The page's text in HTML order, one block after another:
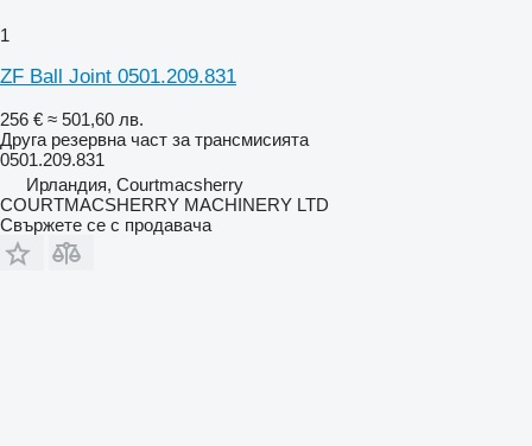
1
ZF Ball Joint 0501.209.831
256 € ≈ 501,60 лв.
Друга резервна част за трансмисията
0501.209.831
Ирландия, Courtmacsherry
COURTMACSHERRY MACHINERY LTD
Свържете се с продавача